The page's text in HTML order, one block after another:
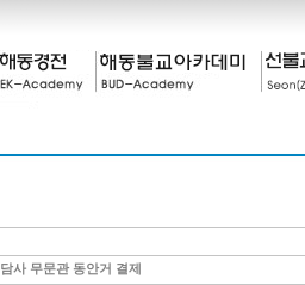
사 무문관 동안거 결제